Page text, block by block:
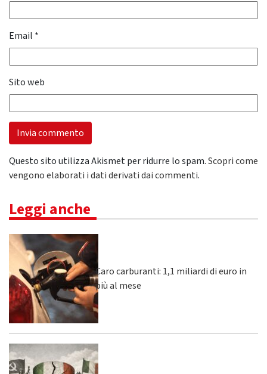
Email *
Sito web
Questo sito utilizza Akismet per ridurre lo spam.Scopri come
vengono elaborati i dati derivati dai commenti.
Leggi anche
Caro carburanti: 1,1 miliardi di euro in
più al mese